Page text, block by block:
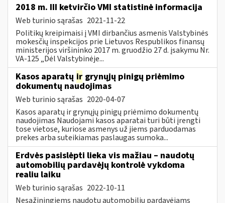
2018 m. III ketvirčio VMI statistinė informacija
Web turinio sąrašas 2021-11-22
Politikų kreipimaisi į VMI dirbančius asmenis Valstybinės
mokesčių inspekcijos prie Lietuvos Respublikos finansų
ministerijos viršininko 2017 m. gruodžio 27 d. įsakymu Nr.
VA-125 „Dėl Valstybinėje...
Kasos aparatų ir grynųjų pinigų priėmimo
dokumentų naudojimas
Web turinio sąrašas 2020-04-07
Kasos aparatų ir grynųjų pinigų priėmimo dokumentų
naudojimas Naudojami kasos aparatai turi būti įrengti
tose vietose, kuriose asmenys už jiems parduodamas
prekes arba suteikiamas paslaugas sumoka...
Erdvės pasislėpti lieka vis mažiau – naudotų
automobilių pardavėjų kontrolė vykdoma
realiu laiku
Web turinio sąrašas 2022-10-11
Nesąžiningiems naudotų automobilių pardavėjams